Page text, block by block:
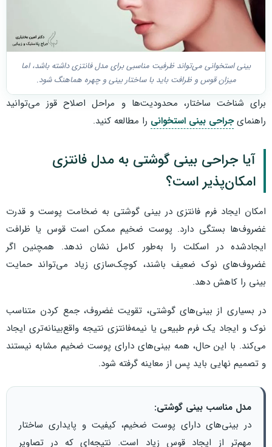
بینی استخوانی می‌تواند ظرفیت مناسبی برای مدل فانتزی داشته باشد، اما
میزان قوس و ظرافت باید با ساختار بینی و چهره هماهنگ شود.
برای شناخت ساختار، محدودیت‌ها و مراحل اصلاح قوز می‌توانید
راهنمایجراحی بینی استخوانی را مطالعه کنید.
آیا جراحی بینی گوشتی به مدل فانتزی
امکان‌پذیر است؟
امکان ایجاد فرم فانتزی در بینی گوشتی به ضخامت پوست و قدرت
غضروف‌ها بستگی دارد. پوست ضخیم ممکن است قوس یا ظرافت
ایجادشده در اسکلت را به‌طور کامل نشان ندهد. همچنین اگر
غضروف‌های نوک ضعیف باشند، کوچک‌سازی زیاد می‌تواند حمایت
بینی را کاهش دهد.
در بسیاری از بینی‌های گوشتی، تقویت غضروف، جمع کردن متناسب
نوک و ایجاد یک فرم طبیعی یا نیمه‌فانتزی نتیجه واقع‌بینانه‌تری ایجاد
می‌کند. با این حال، همه بینی‌های دارای پوست ضخیم مشابه نیستند
و تصمیم نهایی باید پس از معاینه گرفته شود.
مدل مناسب بینی گوشتی:
در بینی‌های دارای پوست ضخیم، کیفیت و پایداری ساختار
مهم‌تر از ایجاد قوس زیاد است. نتیجه‌ای که در تصاویر